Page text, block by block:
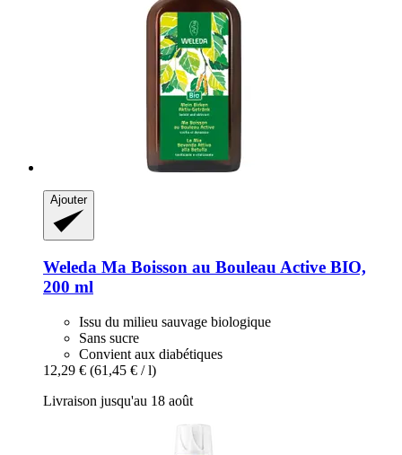
Ajouter
Weleda Ma Boisson au Bouleau Active BIO,
200 ml
Issu du milieu sauvage biologique
Sans sucre
Convient aux diabétiques
12,29 € (61,45 € / l)
Livraison jusqu'au 18 août